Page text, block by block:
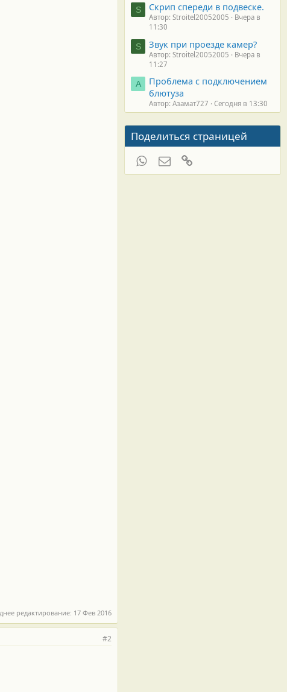
редактирование: 17 Фев 2016
#2
S Скрип спереди в подвеске.
Автор: Stroitel20052005
Вчера в
11:30
S Звук при проезде камер?
Автор: Stroitel20052005
Вчера в
11:27
А
Проблема с подключением
блютуза
Автор: Азамат727 Сегодня в 13:30
Поделиться страницей
WhatsAppЭлектронная почта